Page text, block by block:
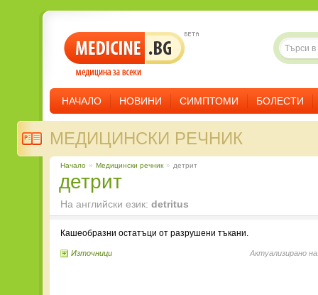
НАЧАЛО НОВИНИ СИМПТОМИ БОЛЕСТИ
МЕДИЦИНСКИ РЕЧНИК
Начало » Медицински речник » детрит
детрит
На английски език: detritus
Кашеобразни остатъци от разрушени тъкани.
Източници Актуализирано